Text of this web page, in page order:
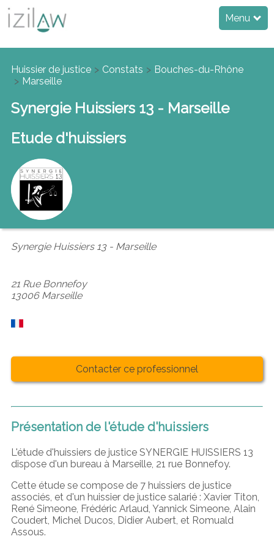
Menu
Huissier de justice Constats
Bouches-du-Rhône
Marseille
Synergie Huissiers 13 - Marseille
Etude d'huissiers
Synergie Huissiers 13 - Marseille
21 Rue Bonnefoy
13006 Marseille
Contacter ce professionnel
Présentation de l'étude d'huissiers
L'étude d'huissiers de justice SYNERGIE HUISSIERS 13
dispose d'un bureau à Marseille, 21 rue Bonnefoy.
Cette étude se compose de 7 huissiers de justice
associés, et d'un huissier de justice salarié : Xavier Titon,
René Simeone, Frédéric Arlaud, Yannick Simeone, Alain
Coudert, Michel Ducos, Didier Aubert, et Romuald
Assous.